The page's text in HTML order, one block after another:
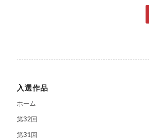
入選作品
ホーム
第32回
第31回